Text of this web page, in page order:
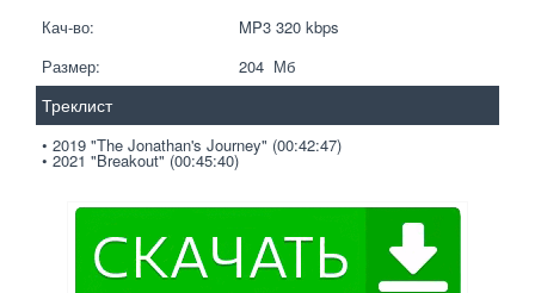
Кач-во:
MP3 320 kbps
Размер:
204  Мб
Треклист
• 2019 "The Jonathan's Journey" (00:42:47)
• 2021 "Breakout" (00:45:40)